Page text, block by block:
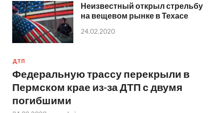
Неизвестный открыл стрельбу
на вещевом рынке в Техасе
24.02.2020
ДТП
Федеральную трассу перекрыли в
Пермском крае из-за ДТП с двумя
погибшими